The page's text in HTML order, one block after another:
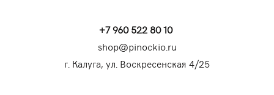
+7 960 522 80 10
shop@pinockio.ru
г. Калуга, ул. Воскресенская 4/25